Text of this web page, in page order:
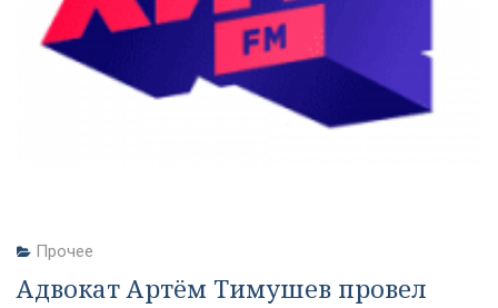
Прочее
Адвокат Артём Тимушев провел